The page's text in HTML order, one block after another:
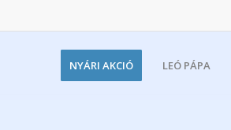
NYÁRI AKCIÓ LEÓ PÁPA